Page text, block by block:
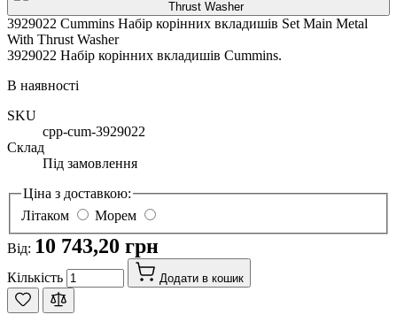
3929022 Cummins Набір корінних вкладишів Set Main Metal
With Thrust Washer
3929022 Набір корінних вкладишів Cummins.
В наявності
SKU
cpp-cum-3929022
Склад
Під замовлення
Ціна з доставкою:
Літаком
Морем
Від: 10 743,20 грн
Кількість Додати в кошик